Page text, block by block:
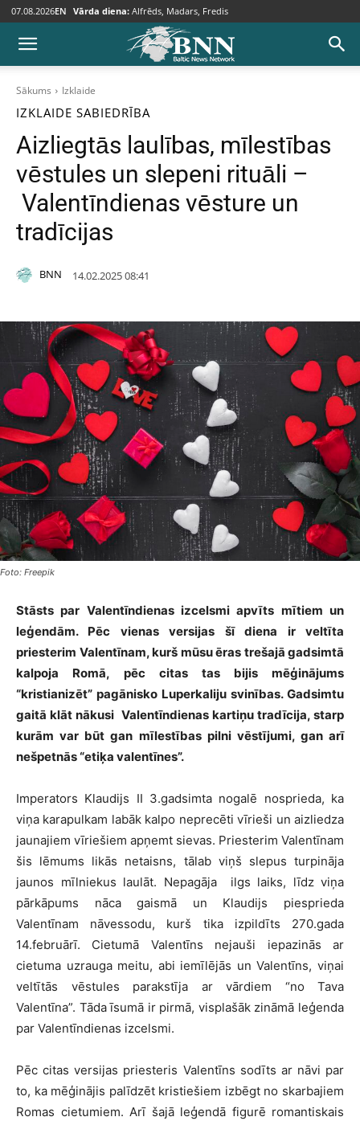
07.08.2026EN Vārda diena: Alfrēds, Madars, Fredis
Sākums Izklaide
IZKLAIDE SABIEDRĪBA
Aizliegtās laulības, mīlestības
vēstules un slepeni rituāli –
Valentīndienas vēsture un
tradīcijas
BNN 14.02.2025 08:41
Foto: Freepik
Stāsts par Valentīndienas izcelsmi apvīts mītiem un
leģendām. Pēc vienas versijas šī diena ir veltīta
priesterim Valentīnam, kurš mūsu ēras trešajā gadsimtā
kalpoja Romā, pēc citas tas bijis mēģinājums
“kristianizēt” pagānisko Luperkaliju svinības. Gadsimtu
gaitā klāt nākusi Valentīndienas kartiņu tradīcija, starp
kurām var būt gan mīlestības pilni vēstījumi, gan arī
nešpetnās “etiķa valentīnes”.
Imperators Klaudijs II 3.gadsimta nogalē nosprieda, ka
viņa karapulkam labāk kalpo neprecēti vīrieši un aizliedza
jaunajiem vīriešiem apņemt sievas. Priesterim Valentīnam
šis lēmums likās netaisns, tālab viņš slepus turpināja
jaunos mīlniekus laulāt. Nepagāja ilgs laiks, līdz viņa
pārkāpums nāca gaismā un Klaudijs piesprieda
Valentīnam nāvessodu, kurš tika izpildīts 270.gada
14.februārī. Cietumā Valentīns nejauši iepazinās ar
cietuma uzrauga meitu, abi iemīlējās un Valentīns, viņai
veltītās vēstules parakstīja ar vārdiem “no Tava
Valentīna”. Tāda īsumā ir pirmā, visplašāk zināmā leģenda
par Valentīndienas izcelsmi.
Pēc citas versijas priesteris Valentīns sodīts ar nāvi par
to, ka mēģinājis palīdzēt kristiešiem izbēgt no skarbajiem
Romas cietumiem. Arī šajā leģendā figurē romantiskais